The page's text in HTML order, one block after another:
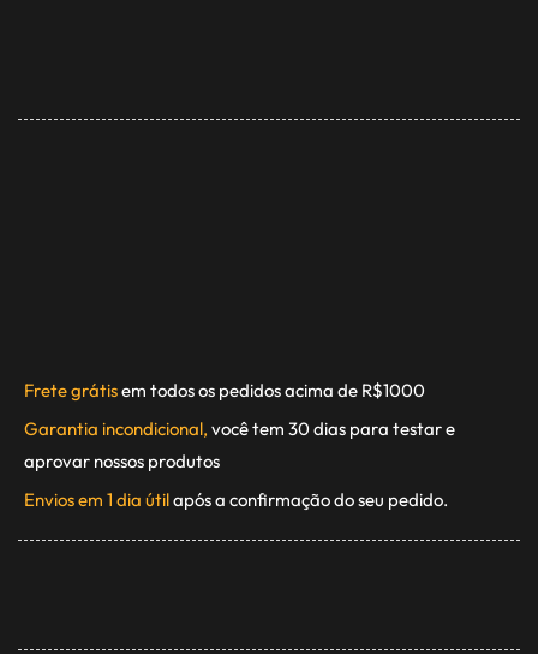
Frete grátisem todos os pedidos acima de R$1000
Garantia incondicional, você tem 30 dias para testar e
aprovar nossos produtos
Envios em 1 dia útilapós a confirmação do seu pedido.